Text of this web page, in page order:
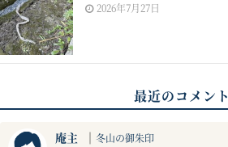
2026年7月27日
最近のコメント
庵主 ｜ 冬山の御朱印